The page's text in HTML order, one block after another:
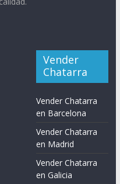
Vender
Chatarra
Vender Chatarra
en Barcelona
Vender Chatarra
en Madrid
Vender Chatarra
en Galicia